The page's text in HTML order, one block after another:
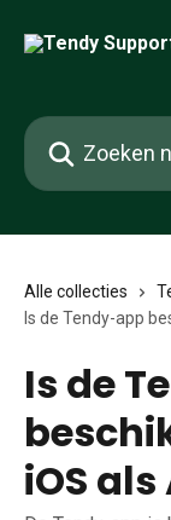
Zoeken naar
Alle collecties
Is de Tendy-app
Is de
iOS